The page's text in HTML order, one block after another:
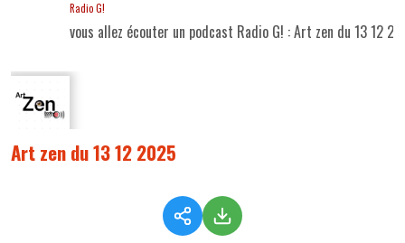
Radio G!
vous allez écouter un podcast Radio G! : Art zen du 13 12
Art zen du 13 12 2025